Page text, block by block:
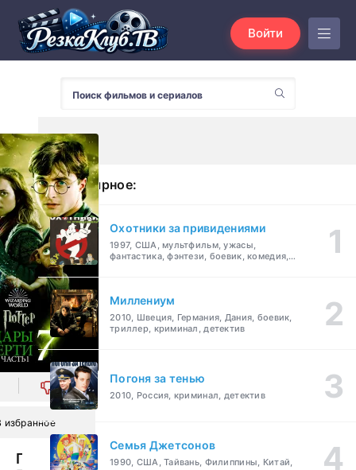
Войти
0
избранное
Гарри
Популярное:
Охотники за привидениями
1997, США, мультфильм, ужасы,
фантастика, фэнтези, боевик, комедия,
Миллениум
2010, Швеция, Германия, Дания, боевик,
триллер, криминал, детектив
Погоня за тенью
2010, Россия, криминал, детектив
Семья Джетсонов
1990, США, Тайвань, Филиппины, Китай,